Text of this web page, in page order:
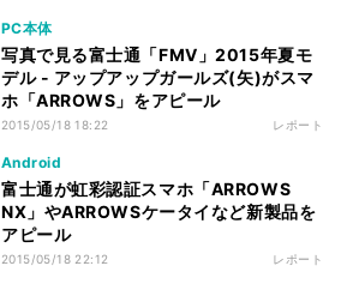
PC本体
写真で見る富士通「FMV」2015年夏モ
デル - アップアップガールズ(矢)がスマ
ホ「ARROWS」をアピール
2015/05/18 18:22 レポート
Android
富士通が虹彩認証スマホ「ARROWS
NX」やARROWSケータイなど新製品を
アピール
2015/05/18 22:12 レポート